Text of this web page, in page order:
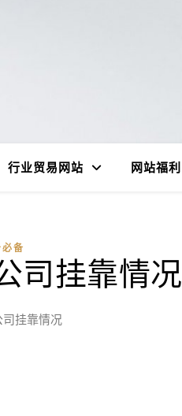
行业贸易网站 网站福利
备
司挂靠情况
挂靠情况